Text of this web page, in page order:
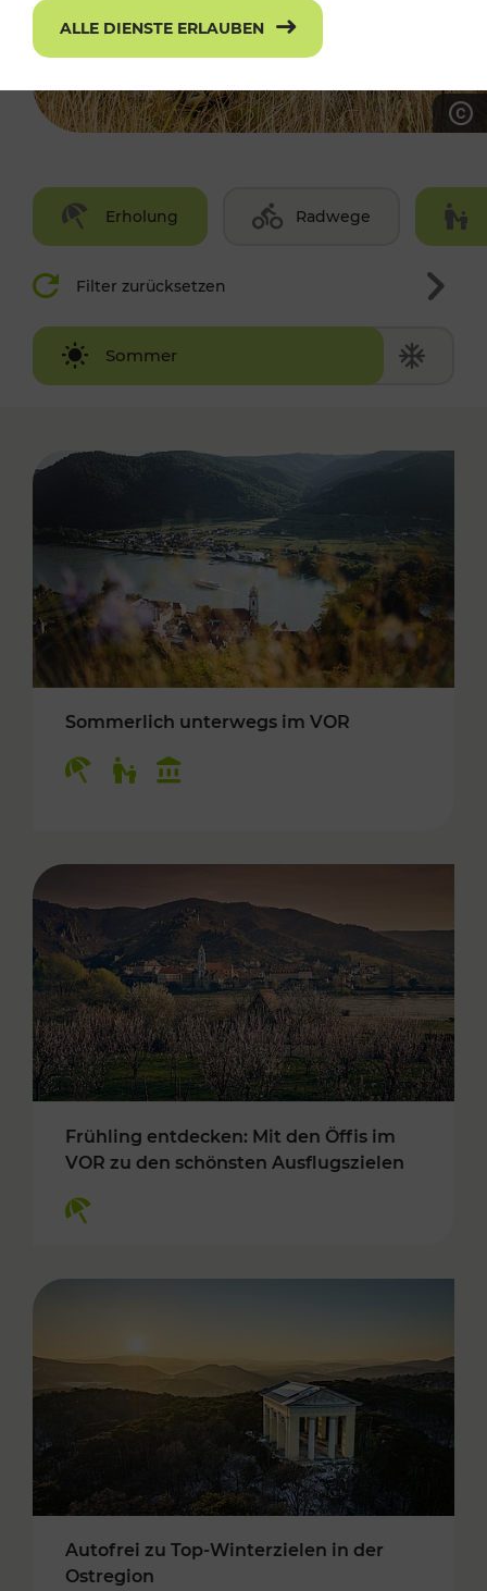
Erholung Radwege
Filter zurücksetzen
Sommer
Winter
Sommerlich unterwegs im VOR
Frühling entdecken: Mit den Öffis im
VOR zu den schönsten Ausflugszielen
Autofrei zu Top-Winterzielen in der
Ostregion
ALLE DIENSTE ERLAUBEN